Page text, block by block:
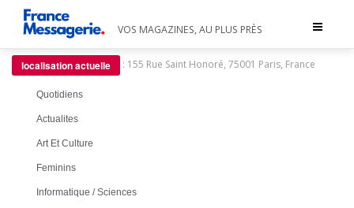
Toggle
VOS MAGAZINES, AU PLUS PRÈS
localisation actuelle : 155 Rue Saint Honoré, 75001 Paris, France
Quotidiens
Actualites
Art Et Culture
Feminins
Informatique / Sciences